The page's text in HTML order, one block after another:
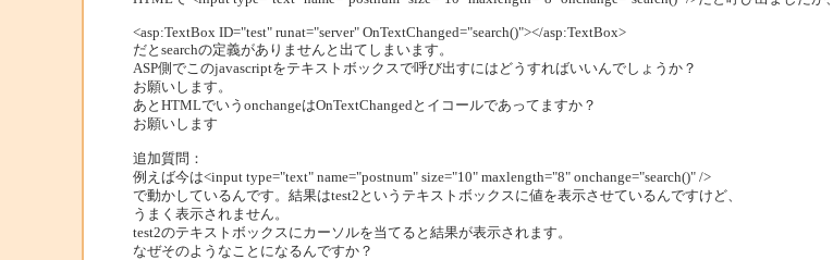
<asp:TextBox ID="test" runat="server" OnTextChanged="search()"></asp:TextBox>
だとsearchの定義がありませんと出てしまいます。
ASP側でこのjavascriptをテキストボックスで呼び出すにはどうすればいいんでしょうか？
お願いします。
あとHTMLでいうonchangeはOnTextChangedとイコールであってますか？
お願いします
追加質問：
例えば今は<input type="text" name="postnum" size="10" maxlength="8" onchange="search()" />
で動かしているんです。結果はtest2というテキストボックスに値を表示させているんですけど、
うまく表示されません。
test2のテキストボックスにカーソルを当てると結果が表示されます。
なぜそのようなことになるんですか？